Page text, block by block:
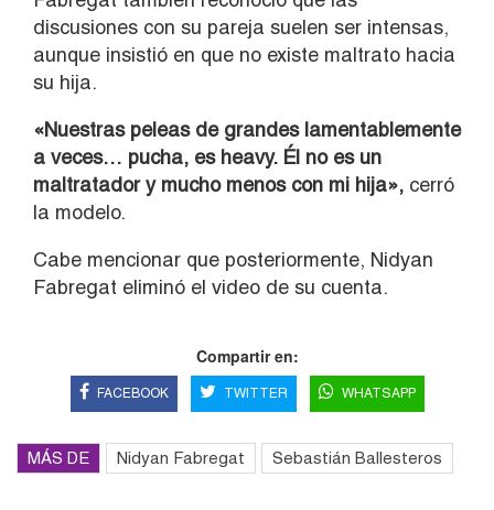
discusiones con su pareja suelen ser intensas,
aunque insistió en que no existe maltrato hacia
su hija.
«Nuestras peleas de grandes lamentablemente
a veces… pucha, es heavy. Él no es un
maltratador y mucho menos con mi hija», cerró
la modelo.
Cabe mencionar que posteriormente, Nidyan
Fabregat eliminó el video de su cuenta.
Compartir en:
FACEBOOK TWITTER WHATSAPP
MÁS DE Nidyan Fabregat Sebastián Ballesteros